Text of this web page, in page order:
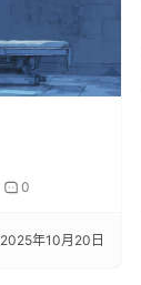
0
2025年10月20日